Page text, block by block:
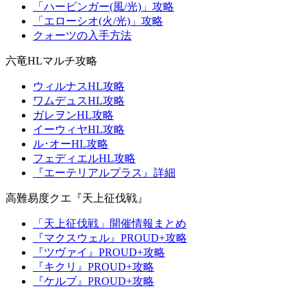
「ハービンガー(風/光)」攻略
「エローシオ(火/光)」攻略
クォーツの入手方法
六竜HLマルチ攻略
ウィルナスHL攻略
ワムデュスHL攻略
ガレヲンHL攻略
イーウィヤHL攻略
ル･オーHL攻略
フェディエルHL攻略
『エーテリアルプラス』詳細
高難易度クエ『天上征伐戦』
「天上征伐戦」開催情報まとめ
『マクスウェル』PROUD+攻略
『ツヴァイ』PROUD+攻略
『キクリ』PROUD+攻略
『ケルブ』PROUD+攻略